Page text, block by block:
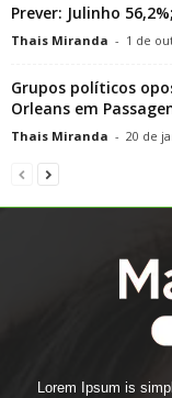
Prever: Julinho
Thais Miranda - 1 de
Grupos políticos
Orleans em
Thais Miranda - 20 de
Lorem Ipsum is